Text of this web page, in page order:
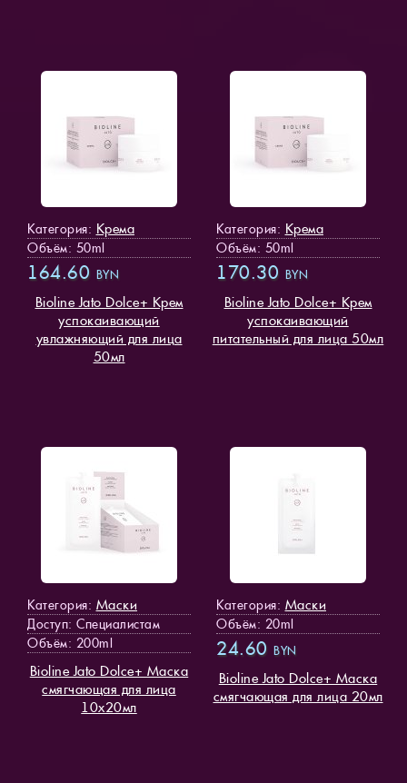
Категория: Крема
Объём: 50ml
164.60 BYN
Bioline Jato Dolce+ Крем
успокаивающий
увлажняющий для лица
50мл
Категория: Крема
Объём: 50ml
170.30 BYN
Bioline Jato Dolce+ Крем
успокаивающий
питательный для лица 50мл
Категория: Маски
Доступ: Специалистам
Объём: 200ml
Bioline Jato Dolce+ Маска
смягчающая для лица
10х20мл
Категория: Маски
Объём: 20ml
24.60 BYN
Bioline Jato Dolce+ Маска
смягчающая для лица 20мл